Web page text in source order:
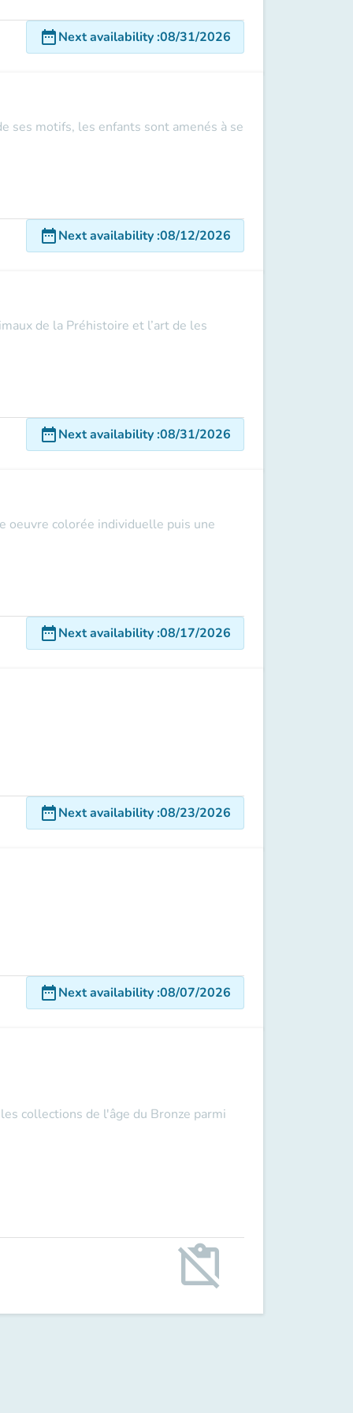
date_rangeNext availability:08/31/2026
ses motifs, les enfants sont amenés à se
date_rangeNext availability:08/12/2026
de la Préhistoire et l’art de les
date_rangeNext availability:08/31/2026
oeuvre colorée individuelle puis une
date_rangeNext availability:08/17/2026
date_rangeNext availability:08/23/2026
date_rangeNext availability:08/07/2026
collections de l'âge du Bronze parmi
content_paste_off